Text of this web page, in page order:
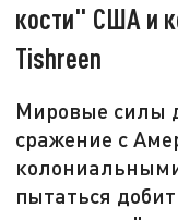
кости" США и
Tishreen
Мировые силы
сражение с
пытаться